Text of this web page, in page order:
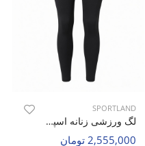
SPORTLAND
لگ ورزشی زنانه اسپورتلند Shift Leggings W
2,555,000 تومان